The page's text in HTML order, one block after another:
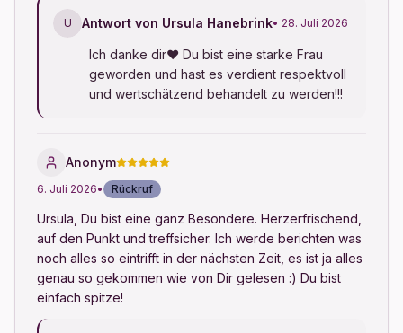
U Antwort von Ursula Hanebrink• 28. Juli 2026
Ich danke dir♥ Du bist eine starke Frau
geworden und hast es verdient respektvoll
und wertschätzend behandelt zu werden!!!
Anonym
6. Juli 2026• Rückruf
Ursula, Du bist eine ganz Besondere. Herzerfrischend,
auf den Punkt und treffsicher. Ich werde berichten was
noch alles so eintrifft in der nächsten Zeit, es ist ja alles
genau so gekommen wie von Dir gelesen :) Du bist
einfach spitze!